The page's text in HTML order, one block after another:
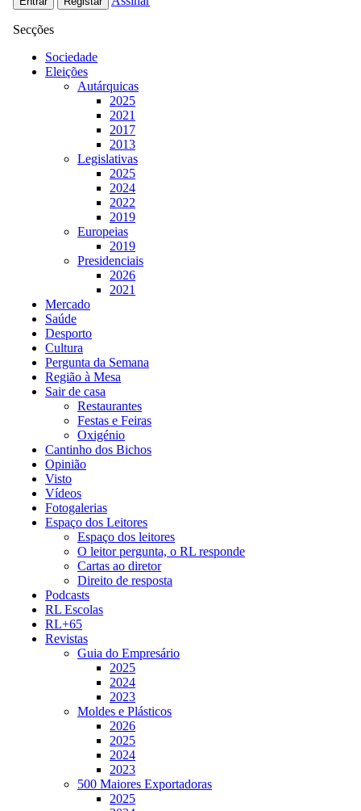
Secções
Sociedade
Eleições
Autárquicas
2025
2021
2017
2013
Legislativas
2025
2024
2022
2019
Europeias
2019
Presidenciais
2026
2021
Mercado
Saúde
Desporto
Cultura
Pergunta da Semana
Região à Mesa
Sair de casa
Restaurantes
Festas e Feiras
Oxigénio
Cantinho dos Bichos
Opinião
Visto
Vídeos
Fotogalerias
Espaço dos Leitores
Espaço dos leitores
O leitor pergunta, o RL responde
Cartas ao diretor
Direito de resposta
Podcasts
RL Escolas
RL+65
Revistas
Guia do Empresário
2025
2024
2023
Moldes e Plásticos
2026
2025
2024
2023
500 Maiores Exportadoras
2025